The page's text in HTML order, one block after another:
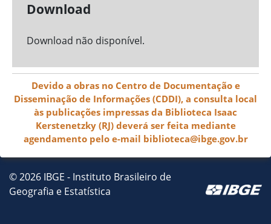
Download
Download não disponível.
Devido a obras no Centro de Documentação e
Disseminação de Informações (CDDI), a consulta local
às publicações impressas da Biblioteca Isaac
Kerstenetzky (RJ) deverá ser feita mediante
agendamento pelo e-mail biblioteca@ibge.gov.br
© 2026 IBGE - Instituto Brasileiro de
Geografia e Estatística